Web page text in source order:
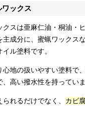
ックス
クスは亜麻仁油・桐油・
主成分に、蜜蝋ワックス
ル塗料です。
心地の扱いやすい塗料で
高い撥水性を持っていま
れるだけでなく、 カビ